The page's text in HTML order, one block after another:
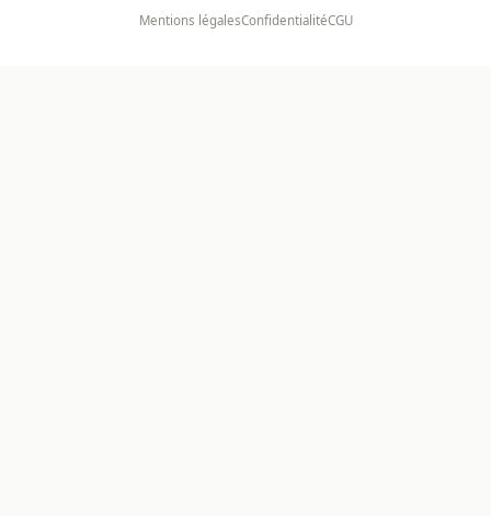
Mentions légalesConfidentialitéCGU